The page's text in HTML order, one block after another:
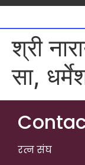
श्री
सा,
रत्न संघ